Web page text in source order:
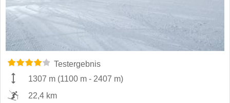
Testergebnis
1307 m (1100 m - 2407 m)
22,4 km